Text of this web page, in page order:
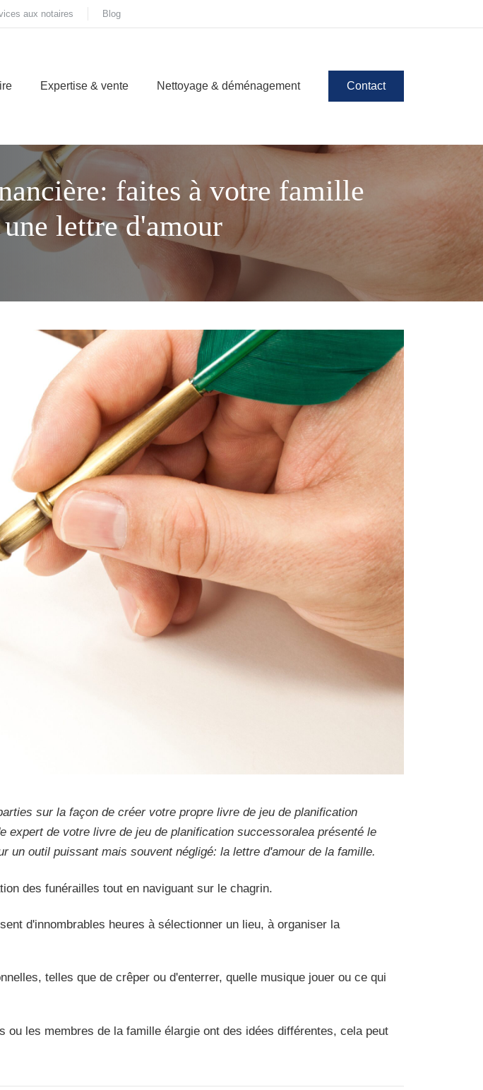
aux notaires Blog
Expertise & vente Nettoyage & déménagement Contact
faites à votre famille
lettre d'amour
sur la façon de créer votre propre livre de jeu de planification
expert de votre livre de jeu de planification successoralea présenté le
outil puissant mais souvent négligé: la lettre d'amour de la famille.
des funérailles tout en naviguant sur le chagrin.
d'innombrables heures à sélectionner un lieu, à organiser la
telles que de crêper ou d'enterrer, quelle musique jouer ou ce qui
les membres de la famille élargie ont des idées différentes, cela peut